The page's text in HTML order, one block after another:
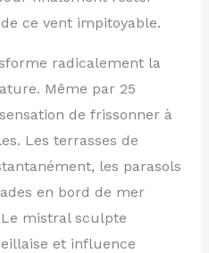
ce vent impitoyable.
radicalement la
Même par 25
de frissonner à
Les terrasses de
les parasols
en bord de mer
mistral sculpte
et influence